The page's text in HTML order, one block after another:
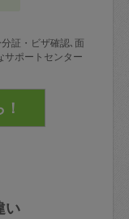
証・ビザ確認､面
ポートセンター
い